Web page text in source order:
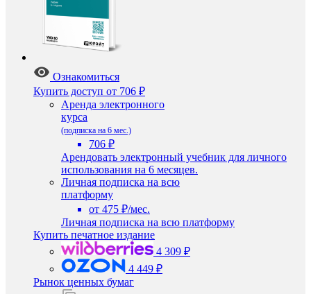
Ознакомиться
Купить доступ от 706 ₽
Аренда электронного
курса
(подписка на 6 мес.)
706 ₽
Арендовать электронный учебник для личного
использования на 6 месяцев.
Личная подписка на всю
платформу
от 475 ₽/мес.
Личная подписка на всю платформу
Купить печатное издание
4 309 ₽
4 449 ₽
Рынок ценных бумаг